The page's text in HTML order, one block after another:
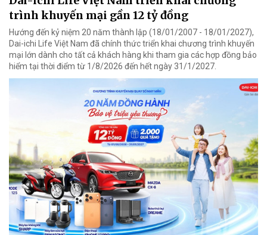
trình khuyến mại gần 12 tỷ đồng
Hướng đến kỷ niệm 20 năm thành lập (18/01/2007 - 18/01/2027),
Dai-ichi Life Việt Nam đã chính thức triển khai chương trình khuyến
mại lớn dành cho tất cả khách hàng khi tham gia các hợp đồng bảo
hiểm tại thời điểm từ 1/8/2026 đến hết ngày 31/1/2027.